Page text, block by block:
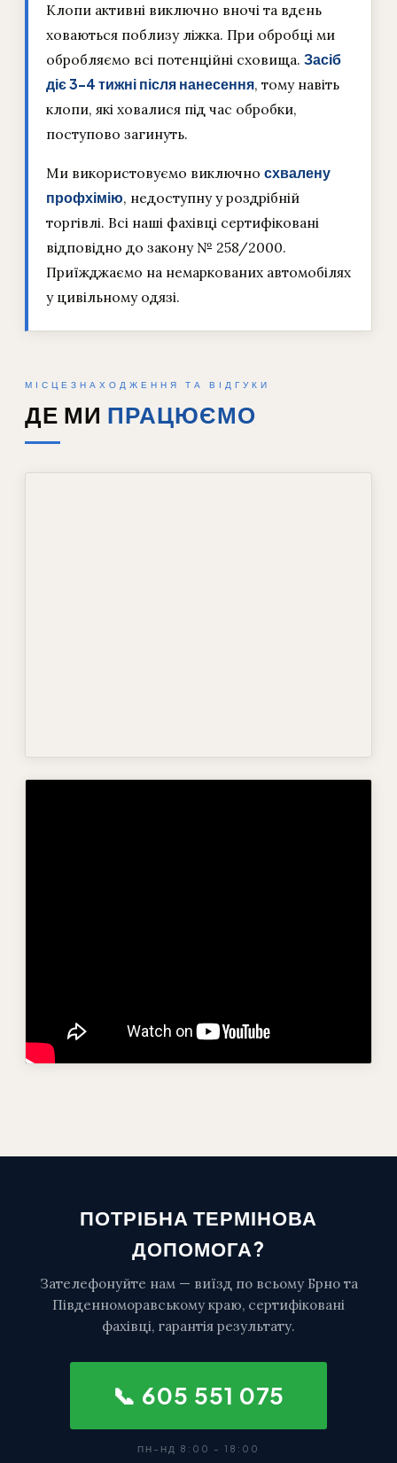
Клопи активні виключно вночі та вдень
ховаються поблизу ліжка. При обробці ми
обробляємо всі потенційні сховища. Засіб
діє 3–4 тижні після нанесення, тому навіть
клопи, які ховалися під час обробки,
поступово загинуть.
Ми використовуємо виключно схвалену
профхімію, недоступну у роздрібній
торгівлі. Всі наші фахівці сертифіковані
відповідно до закону № 258/2000.
Приїжджаємо на немаркованих автомобілях
у цивільному одязі.
МІСЦЕЗНАХОДЖЕННЯ ТА ВІДГУКИ
ДЕ МИ ПРАЦЮЄМО
ПОТРІБНА ТЕРМІНОВА
ДОПОМОГА?
Зателефонуйте нам — виїзд по всьому Брно та
Південноморавському краю, сертифіковані
фахівці, гарантія результату.
📞 605 551 075
ПН–НД 8:00 – 18:00